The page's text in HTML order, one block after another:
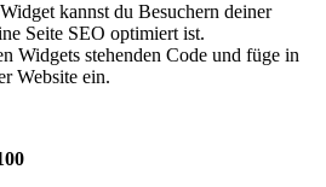
kannst du Besuchern deiner
Seite SEO optimiert ist.
Widgets stehenden Code und füge in
Website ein.